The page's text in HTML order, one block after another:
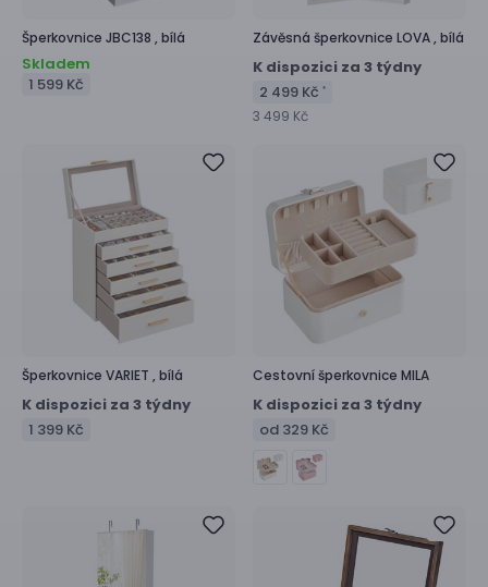
Šperkovnice JBC138 , bílá
Skladem
1 599 Kč
Závěsná šperkovnice LOVA , bílá
K dispozici za 3 týdny
2 499 Kč *
3 499 Kč
Šperkovnice VARIET , bílá
K dispozici za 3 týdny
1 399 Kč
Cestovní šperkovnice MILA
K dispozici za 3 týdny
od 329 Kč